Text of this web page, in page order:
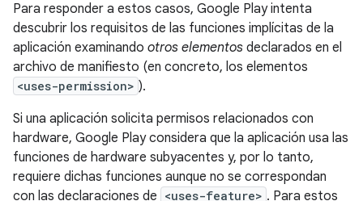
Para responder a estos casos, Google Play intenta
descubrir los requisitos de las funciones implícitas de la
aplicación examinando otros elementos declarados en el
archivo de manifiesto (en concreto, los elementos
<uses-permission> ).
Si una aplicación solicita permisos relacionados con
hardware, Google Play considera que la aplicación usa las
funciones de hardware subyacentes y, por lo tanto,
requiere dichas funciones aunque no se correspondan
con las declaraciones de <uses-feature> . Para estos